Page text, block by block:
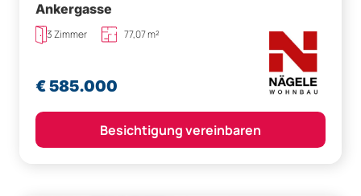
Ankergasse
3 Zimmer 77,07 m²
€ 585.000
Besichtigung vereinbaren